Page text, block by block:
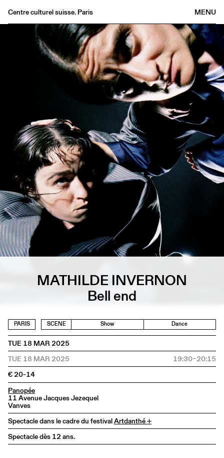
MENU
Centre culturel suisse. Paris
Bookshop
About
FR/EN
MATHILDE INVERNON
Bell end
PARIS SCENE Show Dance
TUE 18 MAR 2025
TUE 18 MAR 2025
19:30–20:15
€ 20-14
Panopée
11 Avenue Jacques Jezequel
Vanves
Spectacle dans le cadre du festivalArtdanthé +
Spectacle dès 12 ans.